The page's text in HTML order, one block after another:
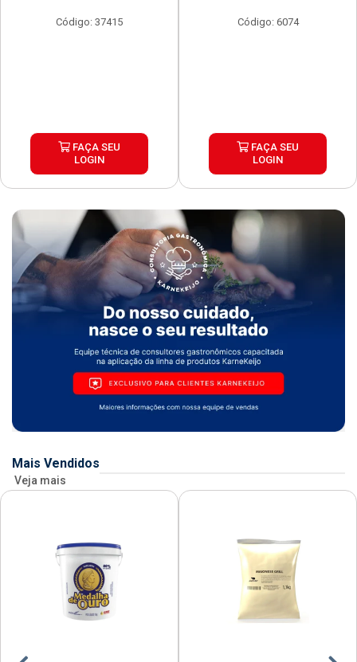
Código: 37415
FAÇA SEU
LOGIN
Código: 6074
FAÇA SEU
LOGIN
Mais Vendidos
Veja mais